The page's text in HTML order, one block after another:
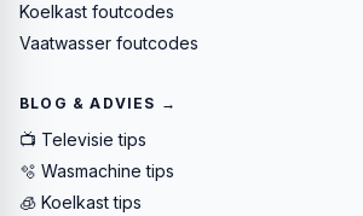
Koelkast foutcodes
Vaatwasser foutcodes
BLOG & ADVIES →
📺 Televisie tips
🫧 Wasmachine tips
🧊 Koelkast tips